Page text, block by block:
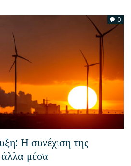
0
Η συνέχιση της
άλλα μέσα